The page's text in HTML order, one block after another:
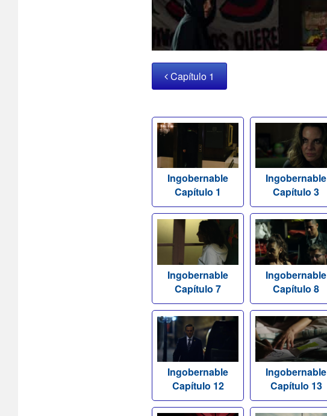
Capítulo 1
Ingobernable
Capítulo 1
Ingobernable
Capítulo 3
Ingobernable
Capítulo 7
Ingobernable
Capítulo 8
Ingobernable
Capítulo 12
Ingobernable
Capítulo 13